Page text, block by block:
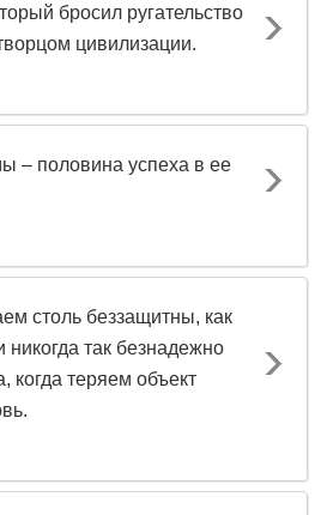
бросил ругательство
цивилизации.
– половина успеха в ее
столь беззащитны, как
никогда так безнадежно
когда теряем объект